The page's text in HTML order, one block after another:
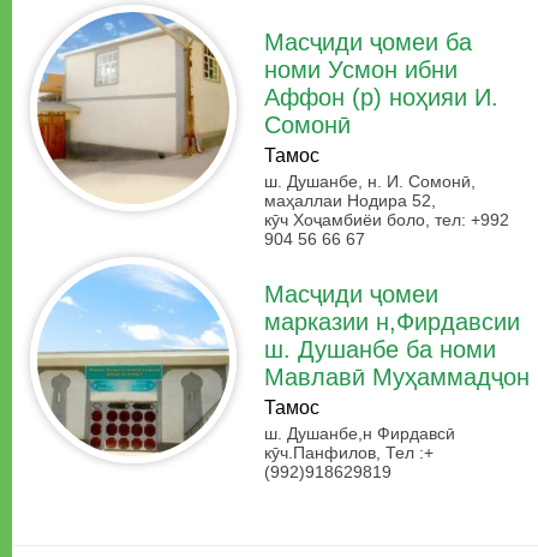
Масҷиди ҷомеи ба
номи Усмон ибни
Аффон (р) ноҳияи И.
Сомонӣ
Тамос
ш. Душанбе, н. И. Сомонӣ,
маҳаллаи Нодира 52,
кӯч Хоҷамбиёи боло, тел: +992
904 56 66 67
Масҷиди ҷомеи
марказии н,Фирдавсии
ш. Душанбе ба номи
Мавлавӣ Муҳаммадҷон
Тамос
ш. Душанбе,н Фирдавсӣ
кӯч.Панфилов, Тел :+
(992)918629819